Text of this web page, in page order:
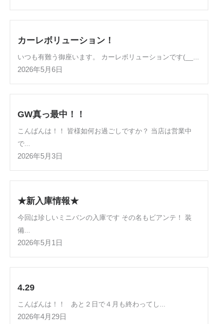
カーレボリューション！
いつも有難う御座います。 カーレボリューションです(__...
2026年5月6日
GW真っ最中！！
こんばんは！！ 皆様如何お過ごしですか？ 当店は営業中
で...
2026年5月3日
★新入庫情報★
今回は珍しいミニバンの入庫です その名もビアンテ！ 装
備...
2026年5月1日
4.29
こんばんは！！ あと２日で４月も終わってし...
2026年4月29日